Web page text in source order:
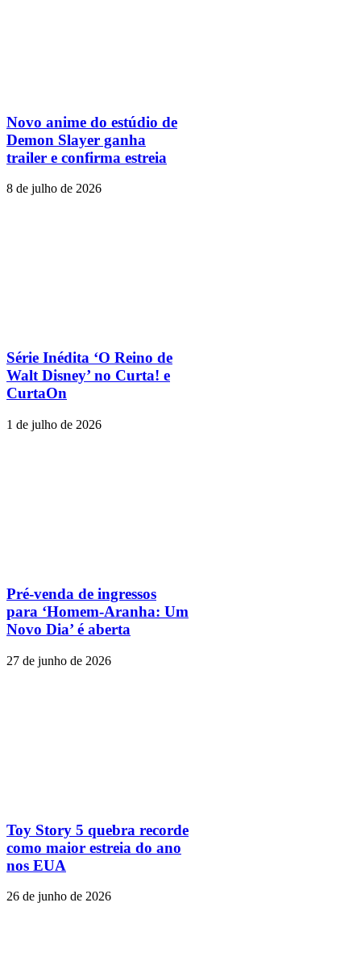
Novo anime do estúdio de
Demon Slayer ganha
trailer e confirma estreia
8 de julho de 2026
Série Inédita ‘O Reino de
Walt Disney’ no Curta! e
CurtaOn
1 de julho de 2026
Pré-venda de ingressos
para ‘Homem-Aranha: Um
Novo Dia’ é aberta
27 de junho de 2026
Toy Story 5 quebra recorde
como maior estreia do ano
nos EUA
26 de junho de 2026